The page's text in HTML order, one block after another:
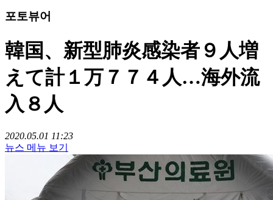
포토뷰어
韓国、新型肺炎感染者９人増
えて計１万７７４人…海外流
入８人
2020.05.01 11:23
뉴스 메뉴 보기